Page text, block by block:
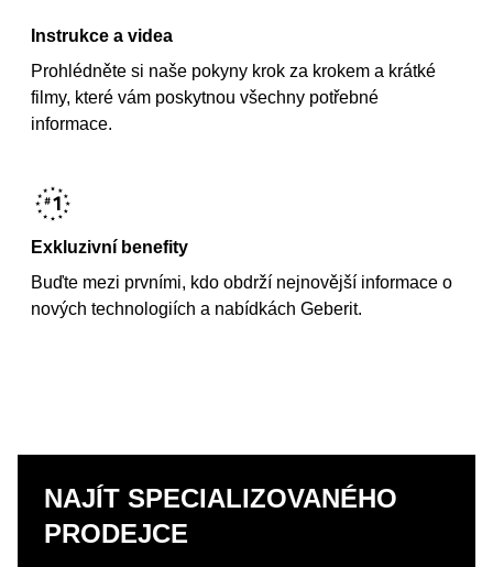
Instrukce a videa
Prohlédněte si naše pokyny krok za krokem a krátké
filmy, které vám poskytnou všechny potřebné
informace.
Exkluzivní benefity
Buďte mezi prvními, kdo obdrží nejnovější informace o
nových technologiích a nabídkách Geberit.
NAJÍT SPECIALIZOVANÉHO
PRODEJCE